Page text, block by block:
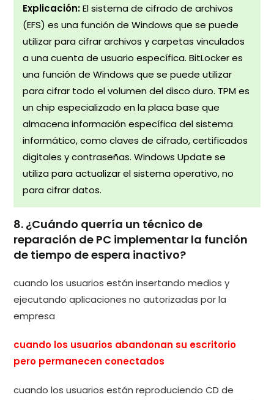
Explicación:El sistema de cifrado de archivos
(EFS) es una función de Windows que se puede
utilizar para cifrar archivos y carpetas vinculados
a una cuenta de usuario específica. BitLocker es
una función de Windows que se puede utilizar
para cifrar todo el volumen del disco duro. TPM es
un chip especializado en la placa base que
almacena información específica del sistema
informático, como claves de cifrado, certificados
digitales y contraseñas. Windows Update se
utiliza para actualizar el sistema operativo, no
para cifrar datos.
8. ¿Cuándo querría un técnico de
reparación de PC implementar la función
de tiempo de espera inactivo?
cuando los usuarios están insertando medios y
ejecutando aplicaciones no autorizadas por la
empresa
cuando los usuarios abandonan su escritorio
pero permanecen conectados
cuando los usuarios están reproduciendo CD de